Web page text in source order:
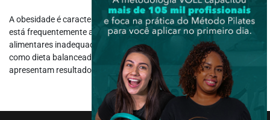
A obesidade é caracterizada pelo excesso de gordura corporal e
está frequentemente associada ao sedentarismo e a hábitos
alimentares inadequados. Quando mudanças de estilo de vida,
como dieta balanceada e prática regular de exercícios, não
apresentam resultados...